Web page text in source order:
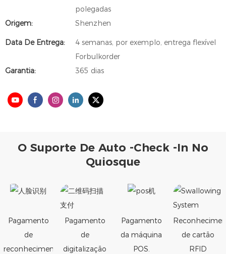
polegadas
Origem:
Shenzhen
Data De Entrega:
4 semanas, por exemplo, entrega flexível
Forbulkorder
Garantia:
365 dias
O Suporte De Auto -check -in No
Quiosque
Pagamento
de
reconhecimento
Pagamento
de
digitalização
Pagamento
da máquina
POS.
de cartão
RFID